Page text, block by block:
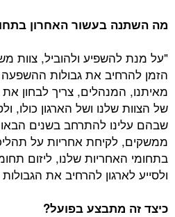
בעשור האחרון בתחום משאבי
ולהוביל, צוות משאבי אנוש
את גבולות ההשפעה שלו. כל
צריך לבחון את הגבולות
ושל הארגון כולו, ולסמן את
להתרחב בשנים הבאות. יעדים
אחריות על תהליכים שלא
שלנו, ליזום תחומי אחריות
להרחיב את הגבולות שלו ואת
בפועל?